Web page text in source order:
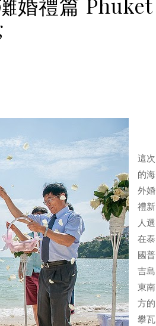
這次
的海
外婚
禮新
人選
在泰
國普
吉島
東南
方的
攀瓦